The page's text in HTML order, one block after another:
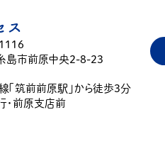
ス
島市前原中央2-8-23
「筑前前原駅」から徒歩3分
・前原支店前